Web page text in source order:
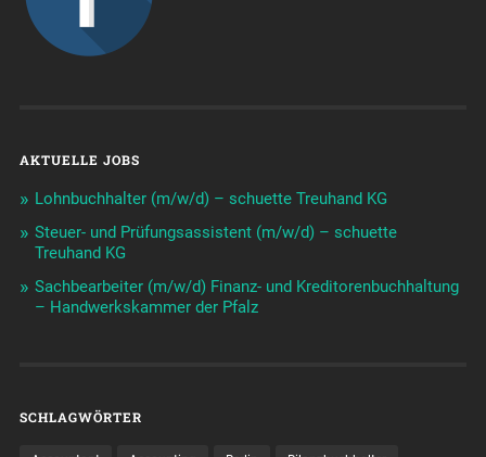
AKTUELLE JOBS
Lohnbuchhalter (m/w/d) – schuette Treuhand KG
Steuer- und Prüfungsassistent (m/w/d) – schuette
Treuhand KG
Sachbearbeiter (m/w/d) Finanz- und Kreditorenbuchhaltung
– Handwerkskammer der Pfalz
SCHLAGWÖRTER